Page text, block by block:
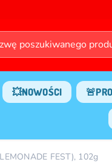
💥NOWOŚCI
FEST), 102g